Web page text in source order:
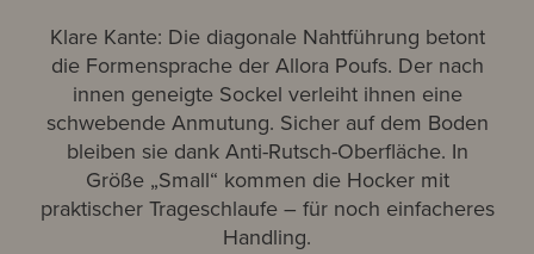
Klare Kante: Die diagonale Nahtführung betont
die Formensprache der Allora Poufs. Der nach
innen geneigte Sockel verleiht ihnen eine
schwebende Anmutung. Sicher auf dem Boden
bleiben sie dank Anti-Rutsch-Oberfläche. In
Größe „Small“ kommen die Hocker mit
praktischer Trageschlaufe – für noch einfacheres
Handling.